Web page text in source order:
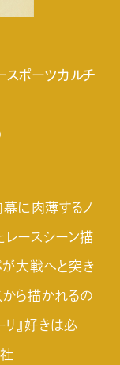
ポーツカルチ
に肉薄するノ
レースシーン描
大戦へと突き
ら描かれるの
リ』好きは必